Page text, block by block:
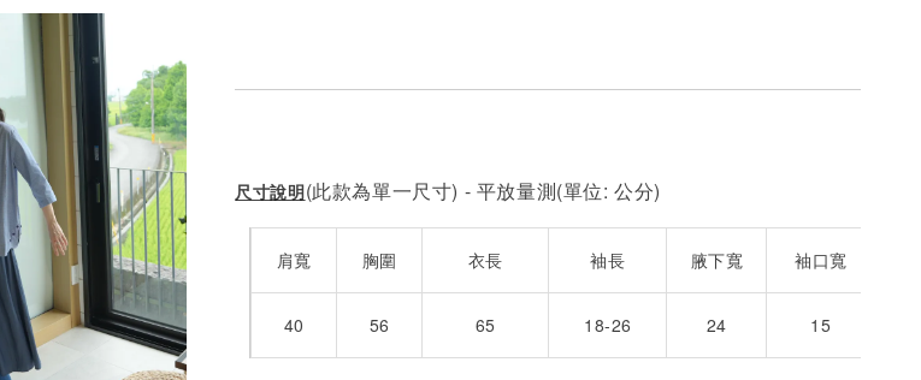
尺寸說明(此款為單一尺寸) - 平放量測(單位: 公分)
肩寬 胸圍 衣長 袖長 腋下寬 袖口寬
40 56 65 18-26 24 15